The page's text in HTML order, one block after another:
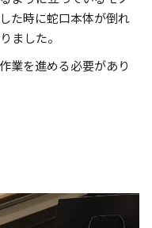
た時に蛇口本体が倒れ
ました。
業を進める必要があり